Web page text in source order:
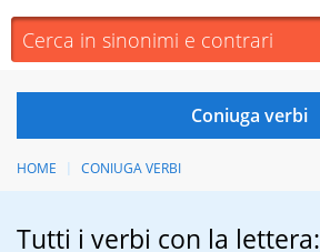
HOME CONIUGA VERBI
Tutti i verbi con la lettera: